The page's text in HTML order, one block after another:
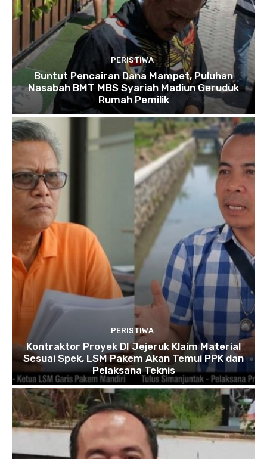
PERISTIWA
Buntut Pencairan Dana Mampet, Puluhan
Nasabah BMT MBS Syariah Madiun Geruduk
Rumah Pemilik
PERISTIWA
Kontraktor Proyek DI Jejeruk Klaim Material
Sesuai Spek, LSM Pakem Akan Temui PPK dan
Pelaksana Teknis